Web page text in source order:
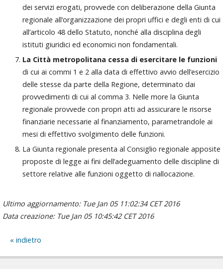
dei servizi erogati, provvede con deliberazione della Giunta
regionale all’organizzazione dei propri uffici e degli enti di cui
all’articolo 48 dello Statuto, nonché alla disciplina degli
istituti giuridici ed economici non fondamentali.
La Città metropolitana cessa di esercitare le funzioni
di cui ai commi 1 e 2 alla data di effettivo avvio dell’esercizio
delle stesse da parte della Regione, determinato dai
provvedimenti di cui al comma 3. Nelle more la Giunta
regionale provvede con propri atti ad assicurare le risorse
finanziarie necessarie al finanziamento, parametrandole ai
mesi di effettivo svolgimento delle funzioni.
La Giunta regionale presenta al Consiglio regionale apposite
proposte di legge ai fini dell’adeguamento delle discipline di
settore relative alle funzioni oggetto di riallocazione.
Ultimo aggiornamento: Tue Jan 05 11:02:34 CET 2016
Data creazione: Tue Jan 05 10:45:42 CET 2016
indietro